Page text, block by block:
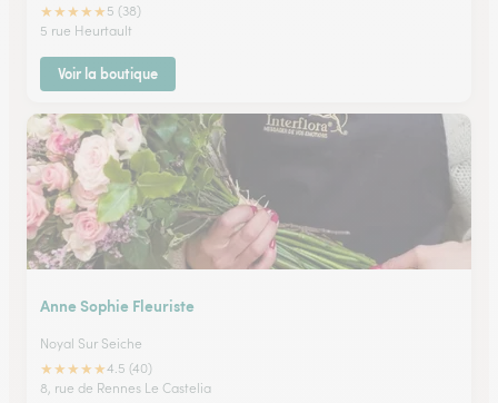
★★★★★ 5 (38)
5 rue Heurtault
Voir la boutique
Anne Sophie Fleuriste
Noyal Sur Seiche
★★★★★4.5 (40)
8, rue de Rennes Le Castelia